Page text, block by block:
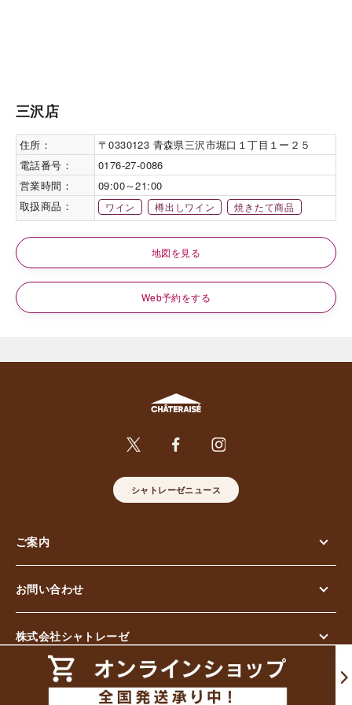
三沢店
住所：
〒0330123 青森県三沢市堀口１丁目１ー２５
電話番号：
0176-27-0086
営業時間：
09:00～21:00
取扱商品：
ワイン 樽出しワイン 焼きたて商品
地図を見る
Web予約をする
シャトレーゼニュース
ご案内
お問い合わせ
株式会社シャトレーゼ
© Chateraise Co.,Ltd. All Rights Reserved.